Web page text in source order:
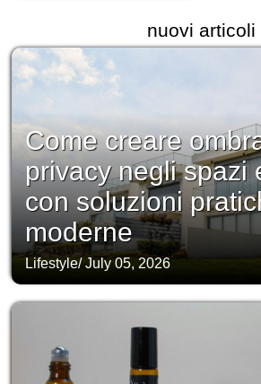
nuovi articoli
Come creare
privacy negli spazi
con soluzioni
moderne
Lifestyle/July 05, 2026